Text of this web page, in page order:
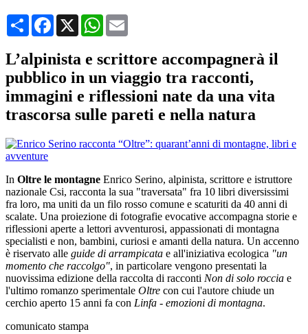
CondividiFacebook
X WhatsApp
L’alpinista e scrittore accompagnerà il
pubblico in un viaggio tra racconti,
immagini e riflessioni nate da una vita
trascorsa sulle pareti e nella natura
In Oltre le montagne Enrico Serino, alpinista, scrittore e istruttore
nazionale Csi, racconta la sua "traversata" fra 10 libri diversissimi
fra loro, ma uniti da un filo rosso comune e scaturiti da 40 anni di
scalate. Una proiezione di fotografie evocative accompagna storie e
riflessioni aperte a lettori avventurosi, appassionati di montagna
specialisti e non, bambini, curiosi e amanti della natura. Un accenno
è riservato alle guide di arrampicata e all'iniziativa ecologica "un
momento che raccolgo", in particolare vengono presentati la
nuovissima edizione della raccolta di racconti Non di solo roccia e
l'ultimo romanzo sperimentale Oltre con cui l'autore chiude un
cerchio aperto 15 anni fa con Linfa - emozioni di montagna.
comunicato stampa